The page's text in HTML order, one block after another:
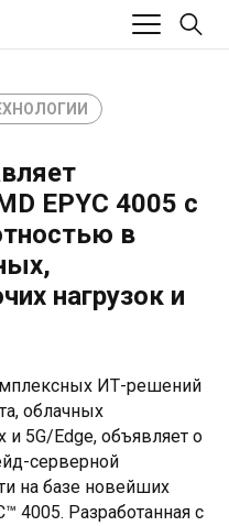
EPYC 4005 с
в
нагрузок и
ИТ-решений
облачных
5G/Edge, объявляет о
серверной
на базе новейших
4005. Разработанная с